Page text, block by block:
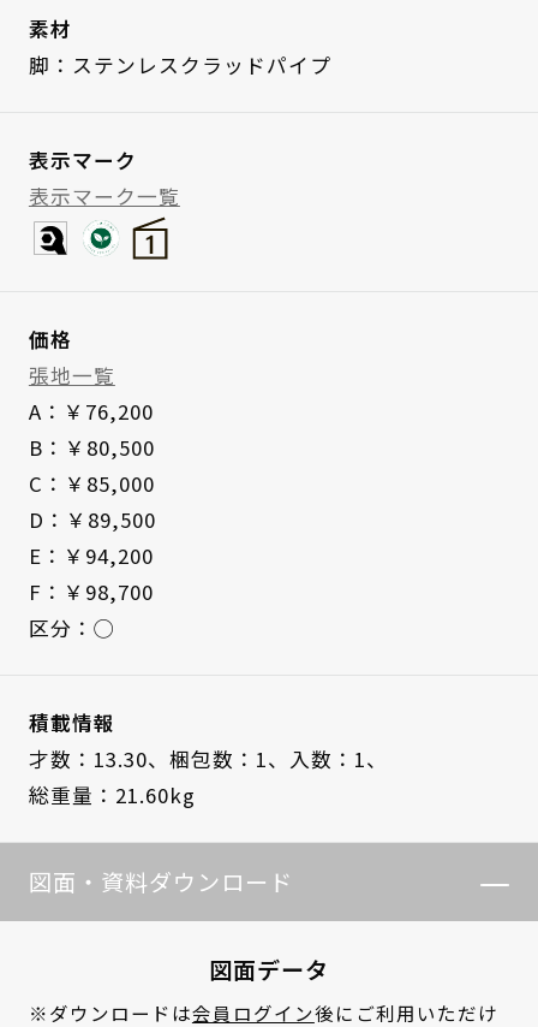
素材
脚：ステンレスクラッドパイプ
表示マーク
表示マーク一覧
価格
張地一覧
A：￥76,200
B：￥80,500
C：￥85,000
D：￥89,500
E：￥94,200
F：￥98,700
区分：◯
積載情報
才数：13.30、 梱包数：1、
入数：1、
総重量：21.60kg
図面・資料ダウンロード
図面データ
※ダウンロードは会員ログイン後にご利用いただけ